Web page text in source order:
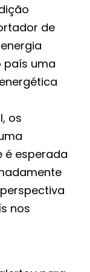
de
país uma
os
é esperada
nos